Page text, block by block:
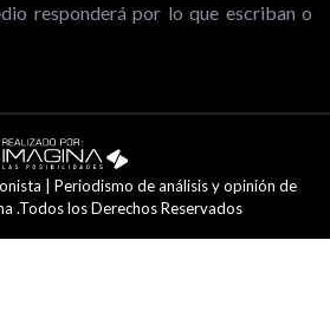
responderá por lo que escriban o
| Periodismo de análisis y opinión de
.Todos los Derechos Reservados